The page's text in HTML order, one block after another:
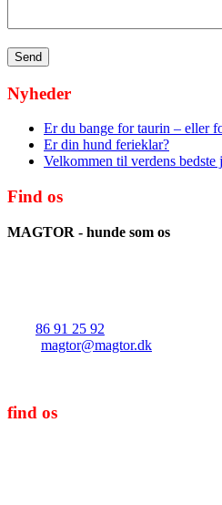
Nyheder
Er du bange for taurin – eller
Er din hund ferieklar?
Velkommen til verdens bedste
Find os
MAGTOR - hunde som os
86 91 25 92
magtor@magtor.dk
find os